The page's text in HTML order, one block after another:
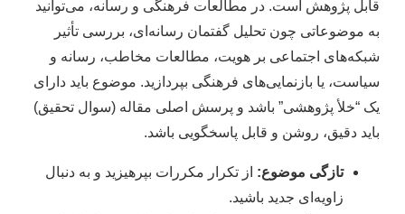
قابل پژوهش است. در مطالعات فرهنگی و رسانه، می‌توانید
به موضوعاتی چون تحلیل گفتمان رسانه‌ای، بررسی تأثیر
شبکه‌های اجتماعی بر هویت، مطالعات مخاطب، رسانه و
سیاست، یا بازنمایی‌های فرهنگی بپردازید. موضوع باید دارای
یک “خلأ پژوهشی” باشد و پرسش اصلی مقاله (سوال تحقیق)
باید دقیق، روشن و قابل پاسخگویی باشد.
تازگی موضوع: از تکرار مکررات بپرهیزید و به دنبال
زاویه‌ای جدید باشید.